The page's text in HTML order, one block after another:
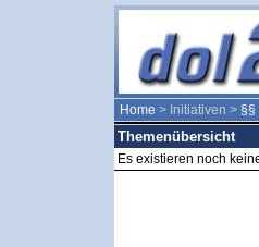
Home > Initiativen > §§
Themenübersicht
Es existieren noch